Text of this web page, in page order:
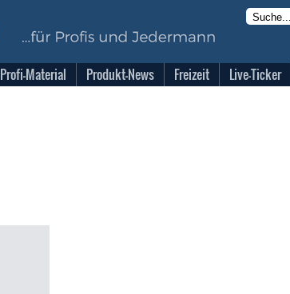
Profi-Material Produkt-News Freizeit Live-Ticker